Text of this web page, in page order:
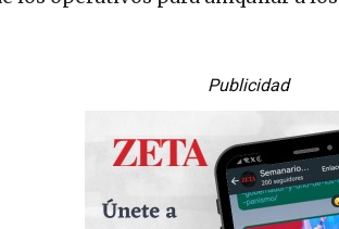
Publicidad